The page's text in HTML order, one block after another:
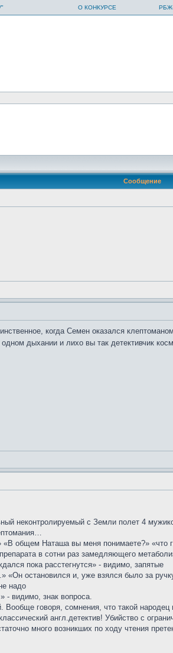
О КОНКУРСЕ
Сообщение
когда Семен оказался
дыхании и лихо вы так детективчик
неконтролируемый с Земли полет 4
общем Наташа вы меня понимаете?» «что
в сотни раз замедляющего
пока расстегнутся» - видимо, запятые
«Он остановился и, уже взялся было за
надо
- видимо, знак вопроса.
Вообще говоря, сомнения, что такой
англ.детектив! Убийство с
много возникших по ходу чтения